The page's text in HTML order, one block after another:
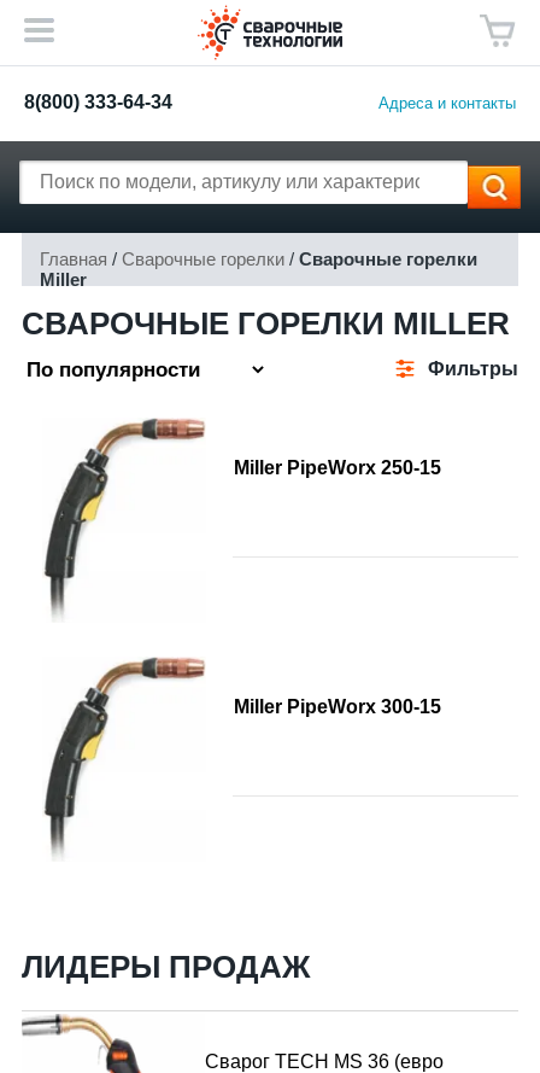
8(800) 333-64-34 Адреса и контакты
Главная / Сварочные горелки / Сварочные горелки
Miller
СВАРОЧНЫЕ ГОРЕЛКИ MILLER
Фильтры
Miller PipeWorx 250-15
Miller PipeWorx 300-15
ЛИДЕРЫ ПРОДАЖ
Сварог TECH MS 36 (евро